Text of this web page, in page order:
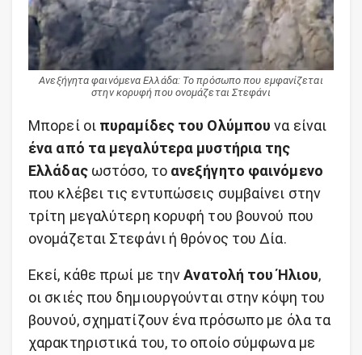
Ανεξήγητα φαινόμενα Ελλάδα: Το πρόσωπο που εμφανίζεται
στην κορυφή που ονομάζεται Στεφάνι
Μπορεί οι πυραμίδες του Ολύμπου να είναι
ένα από τα μεγαλύτερα μυστήρια της
Ελλάδαςωστόσο, το ανεξήγητο φαινόμενο
που κλέβει τις εντυπώσεις συμβαίνει στην
τρίτη μεγαλύτερη κορυφή του βουνού που
ονομάζεται Στεφάνι ή θρόνος του Δία.
Εκεί, κάθε πρωί με τηνΑνατολή του Ήλιου,
οι σκιές που δημιουργούνται στην κόψη του
βουνού, σχηματίζουν ένα πρόσωπο με όλα τα
χαρακτηριστικά του, το οποίο σύμφωνα με